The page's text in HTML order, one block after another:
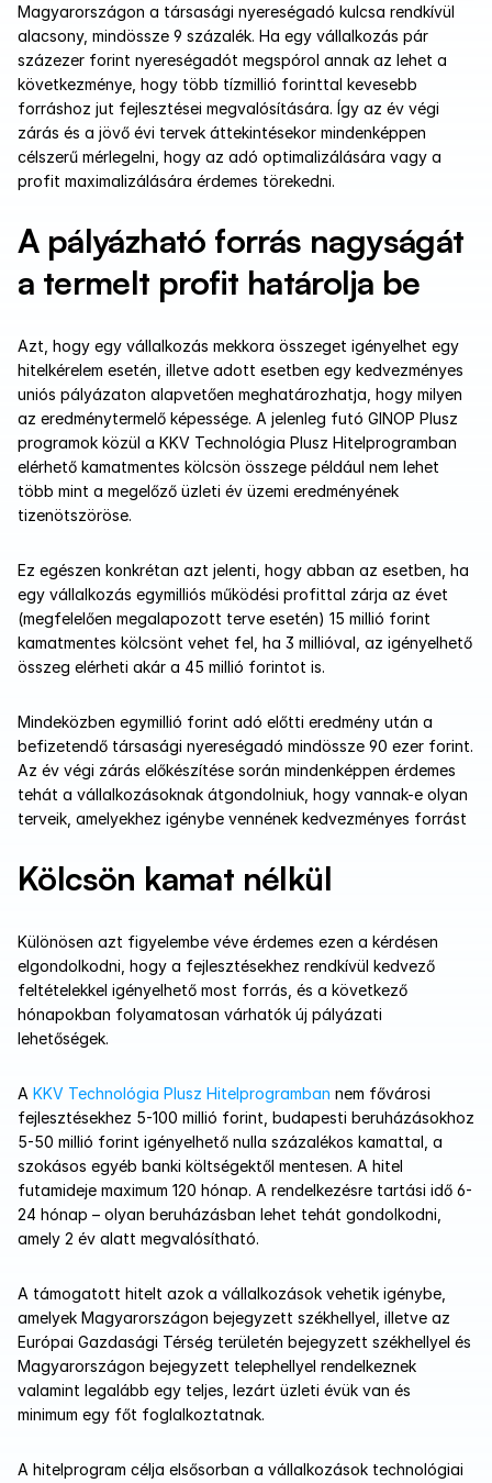
Magyarországon a társasági nyereségadó kulcsa rendkívül
alacsony, mindössze 9 százalék. Ha egy vállalkozás pár
százezer forint nyereségadót megspórol annak az lehet a
következménye, hogy több tízmillió forinttal kevesebb
forráshoz jut fejlesztései megvalósítására. Így az év végi
zárás és a jövő évi tervek áttekintésekor mindenképpen
célszerű mérlegelni, hogy az adó optimalizálására vagy a
profit maximalizálására érdemes törekedni.
A pályázható forrás nagyságát
a termelt profit határolja be
Azt, hogy egy vállalkozás mekkora összeget igényelhet egy
hitelkérelem esetén, illetve adott esetben egy kedvezményes
uniós pályázaton alapvetően meghatározhatja, hogy milyen
az eredménytermelő képessége. A jelenleg futó GINOP Plusz
programok közül a KKV Technológia Plusz Hitelprogramban
elérhető kamatmentes kölcsön összege például nem lehet
több mint a megelőző üzleti év üzemi eredményének
tizenötszöröse.
Ez egészen konkrétan azt jelenti, hogy abban az esetben, ha
egy vállalkozás egymilliós működési profittal zárja az évet
(megfelelően megalapozott terve esetén) 15 millió forint
kamatmentes kölcsönt vehet fel, ha 3 millióval, az igényelhető
összeg elérheti akár a 45 millió forintot is.
Mindeközben egymillió forint adó előtti eredmény után a
befizetendő társasági nyereségadó mindössze 90 ezer forint.
Az év végi zárás előkészítése során mindenképpen érdemes
tehát a vállalkozásoknak átgondolniuk, hogy vannak-e olyan
terveik, amelyekhez igénybe vennének kedvezményes forrást
Kölcsön kamat nélkül
Különösen azt figyelembe véve érdemes ezen a kérdésen
elgondolkodni, hogy a fejlesztésekhez rendkívül kedvező
feltételekkel igényelhető most forrás, és a következő
hónapokban folyamatosan várhatók új pályázati
lehetőségek.
A KKV Technológia Plusz Hitelprogramban nem fővárosi
fejlesztésekhez 5-100 millió forint, budapesti beruházásokhoz
5-50 millió forint igényelhető nulla százalékos kamattal, a
szokásos egyéb banki költségektől mentesen. A hitel
futamideje maximum 120 hónap. A rendelkezésre tartási idő 6-
24 hónap – olyan beruházásban lehet tehát gondolkodni,
amely 2 év alatt megvalósítható.
A támogatott hitelt azok a vállalkozások vehetik igénybe,
amelyek Magyarországon bejegyzett székhellyel, illetve az
Európai Gazdasági Térség területén bejegyzett székhellyel és
Magyarországon bejegyzett telephellyel rendelkeznek
valamint legalább egy teljes, lezárt üzleti évük van és
minimum egy főt foglalkoztatnak.
A hitelprogram célja elsősorban a vállalkozások technológiai